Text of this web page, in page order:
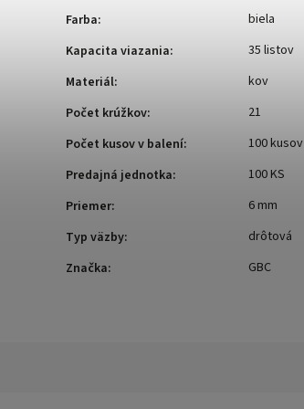
Farba:
biela
Kapacita viazania:
35 listov
Materiál:
kov
Počet krúžkov:
21
Počet kusov v balení:
100 kusov
Predajná jednotka:
100 KS
Priemer:
6 mm
Typ väzby:
drôtová
Značka: GBC